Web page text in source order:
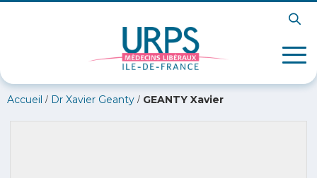
Accueil / Dr Xavier Geanty / GEANTY Xavier